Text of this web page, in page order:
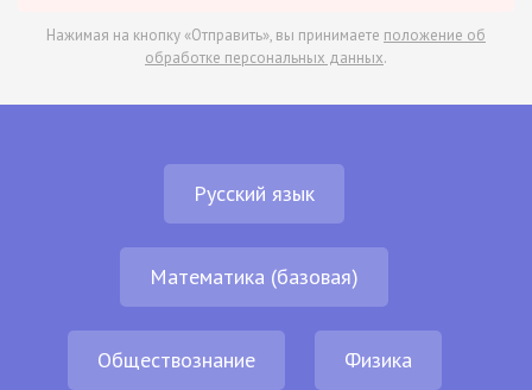
Нажимая на кнопку «Отправить», вы принимаете положение об
обработке персональных данных.
Русский язык
Математика (базовая)
Обществознание Физика